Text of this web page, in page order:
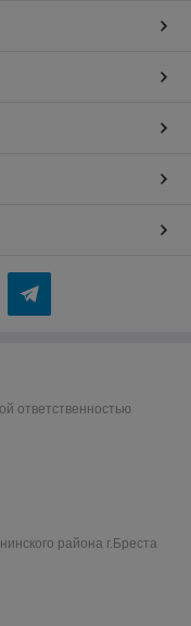
ответственностью
района г.Бреста